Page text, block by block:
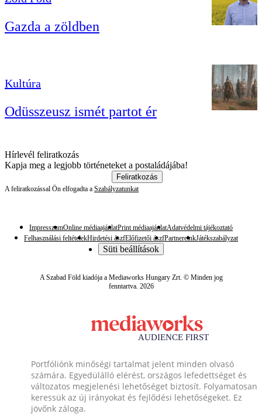
Gazda a zöldben
Kultúra
Odüsszeusz ismét partot ér
Hírlevél feliratkozás
Kapja meg a legjobb történeteket a postaládájába!
Feliratkozás
A feliratkozással Ön elfogadta a Szabályzatunkat
ImpresszumOnline médiaajánlatPrint médiaajánlatAdatvédelmi tájékoztató
Felhasználási feltételekHirdetési ászfElőfizetői ászfPartnereinkJátékszabályzat
Süti beállítások
A Szabad Föld kiadója a Mediaworks Hungary Zrt. © Minden jog
fenntartva. 2026
Portfóliónk minőségi tartalmat jelent minden olvasó
számára. Egyedülálló elérést, országos lefedettséget és
változatos megjelenési lehetőséget biztosít. Folyamatosan
keressük az új irányokat és fejlődési lehetőségeket. Ez
jövőnk záloga.